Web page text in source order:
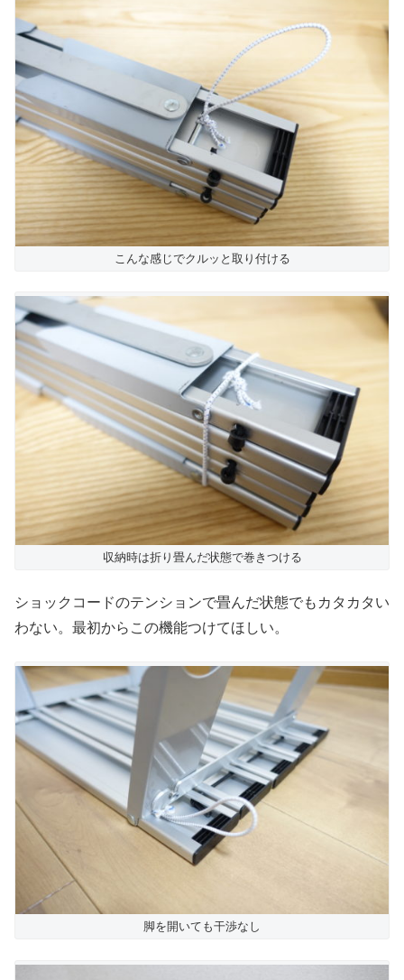
こんな感じでクルッと取り付ける
収納時は折り畳んだ状態で巻きつける
ショックコードのテンションで畳んだ状態でもカタカタい
わない。最初からこの機能つけてほしい。
脚を開いても干渉なし